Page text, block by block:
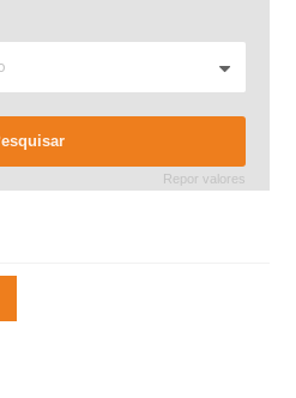
Repor valores